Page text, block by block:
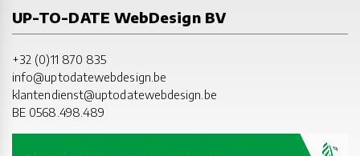
UP-TO-DATE WebDesign BV
+32 (0)11 870 835
info@uptodatewebdesign.be
klantendienst@uptodatewebdesign.be
BE 0568.498.489